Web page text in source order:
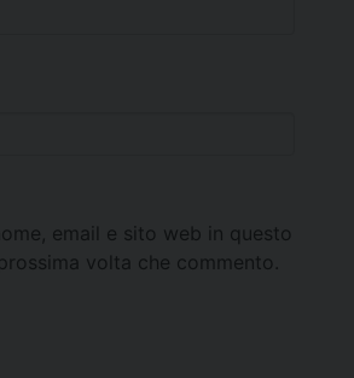
email e sito web in questo
volta che commento.